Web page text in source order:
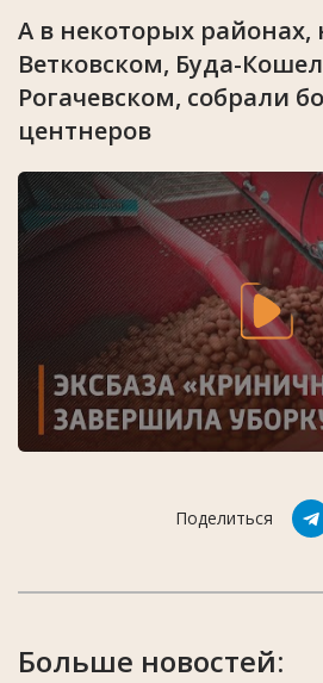
А в некоторых
Ветковском, Буда-
Рогачевском, собрали
центнеров
Поделиться
Больше новостей: